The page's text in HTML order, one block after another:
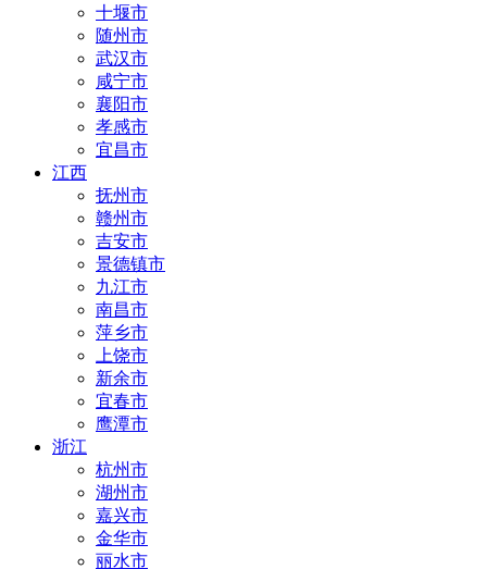
十堰市
随州市
武汉市
咸宁市
襄阳市
孝感市
宜昌市
江西
抚州市
赣州市
吉安市
景德镇市
九江市
南昌市
萍乡市
上饶市
新余市
宜春市
鹰潭市
浙江
杭州市
湖州市
嘉兴市
金华市
丽水市